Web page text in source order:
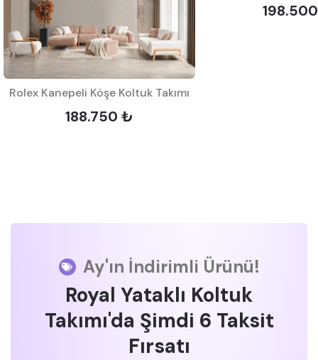
Rolex Kanepeli Köşe Koltuk Takımı
188.750 ₺
Ay'ın İndirimli Ürünü!
Royal Yataklı Koltuk
Takımı'da Şimdi 6 Taksit
Fırsatı